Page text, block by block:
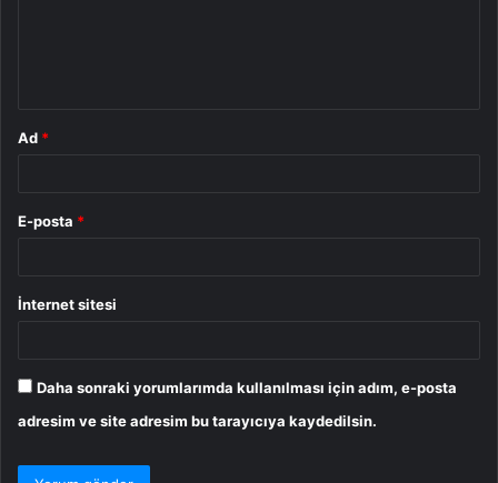
Ad *
E-posta *
İnternet sitesi
Daha sonraki yorumlarımda kullanılması için adım, e-posta
adresim ve site adresim bu tarayıcıya kaydedilsin.